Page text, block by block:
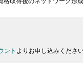
ント よりお申し込みください